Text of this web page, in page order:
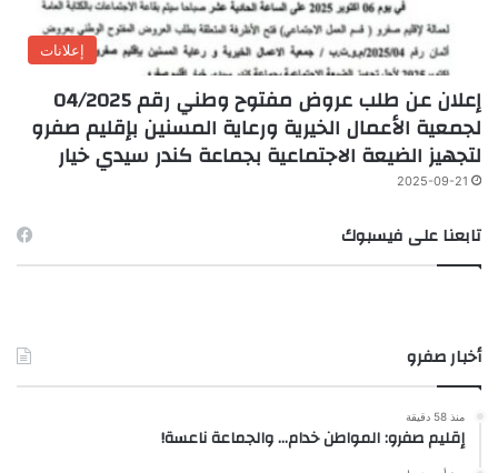
إعلانات
إعلان عن طلب عروض مفتوح وطني رقم 04/2025
لجمعية الأعمال الخيرية ورعاية المسنين بإقليم صفرو
لتجهيز الضيعة الاجتماعية بجماعة كندر سيدي خيار
2025-09-21
تابعنا على فيسبوك
أخبار صفرو
منذ 58 دقيقة
إقليم صفرو: المواطن خدام… والجماعة ناعسة!